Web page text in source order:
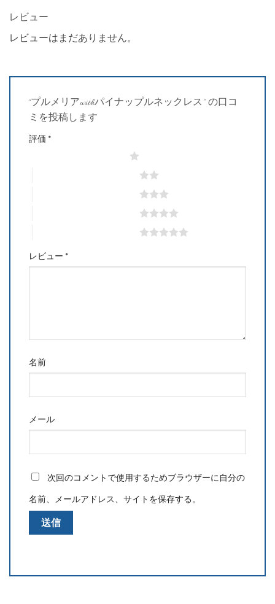
レビュー
レビューはまだありません。
“プルメリアwithパイナップルネックレス” の口コ
ミを投稿します
評価 *
レビュー *
名前
メール
次回のコメントで使用するためブラウザーに自分の
名前、メールアドレス、サイトを保存する。